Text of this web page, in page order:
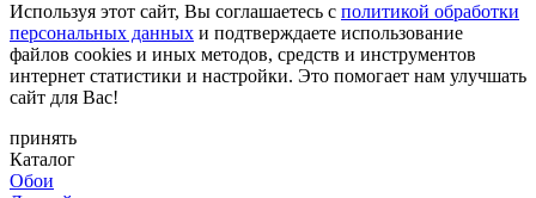
Используя этот сайт, Вы соглашаетесь с политикой обработки
персональных данных и подтверждаете использование
файлов cookies и иных методов, средств и инструментов
интернет статистики и настройки. Это помогает нам улучшать
сайт для Вас!
принять
Каталог
Обои